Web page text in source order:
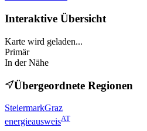
Interaktive Übersicht
Karte wird geladen...
Primär
In der Nähe
Übergeordnete Regionen
SteiermarkGraz
energieausweisAT